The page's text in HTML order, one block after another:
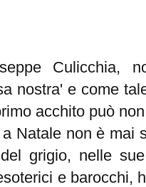
Culicchia,
nostra' e come
acchito può
Natale non è mai
grigio, nelle
e barocchi,